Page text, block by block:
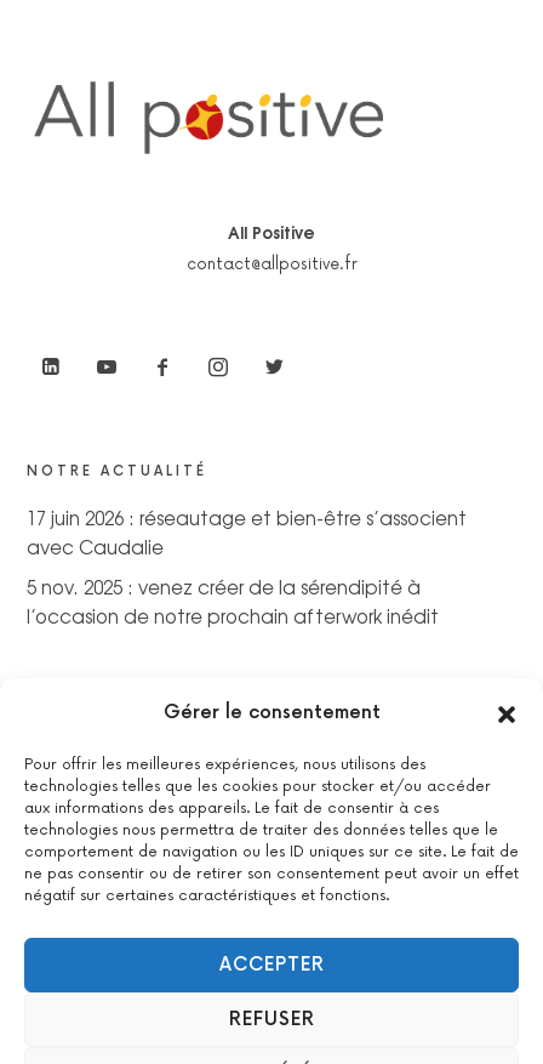
Gérer le consentement
Pour offrir les meilleures expériences, nous utilisons des
technologies telles que les cookies pour stocker et/ou accéder
aux informations des appareils. Le fait de consentir à ces
technologies nous permettra de traiter des données telles que le
comportement de navigation ou les ID uniques sur ce site. Le fait de
ne pas consentir ou de retirer son consentement peut avoir un effet
négatif sur certaines caractéristiques et fonctions.
ACCEPTER
REFUSER
All Positive
contact@allpositive.fr
NOTRE ACTUALITÉ
17 juin 2026 : réseautage et bien-être s’associent
avec Caudalie
5 nov. 2025 : venez créer de la sérendipité à
l’occasion de notre prochain afterwork inédit
La certification qualité a été délivrée au titre de la catégorie
suivante : actions de formations.Voir le certificat